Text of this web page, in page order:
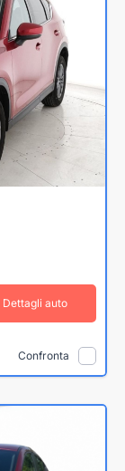
Dettagli auto
Confronta